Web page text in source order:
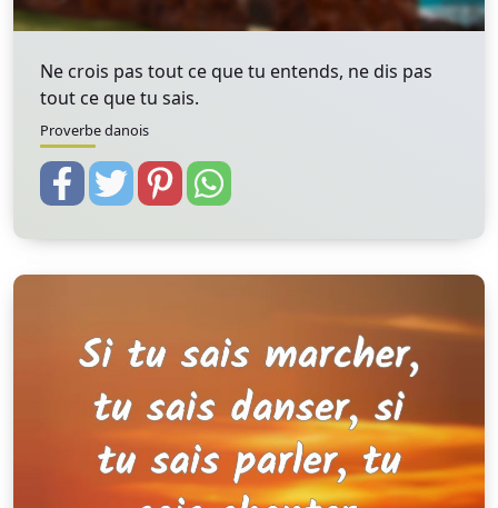
Ne crois pas tout ce que tu entends, ne dis pas
tout ce que tu sais.
Proverbe danois